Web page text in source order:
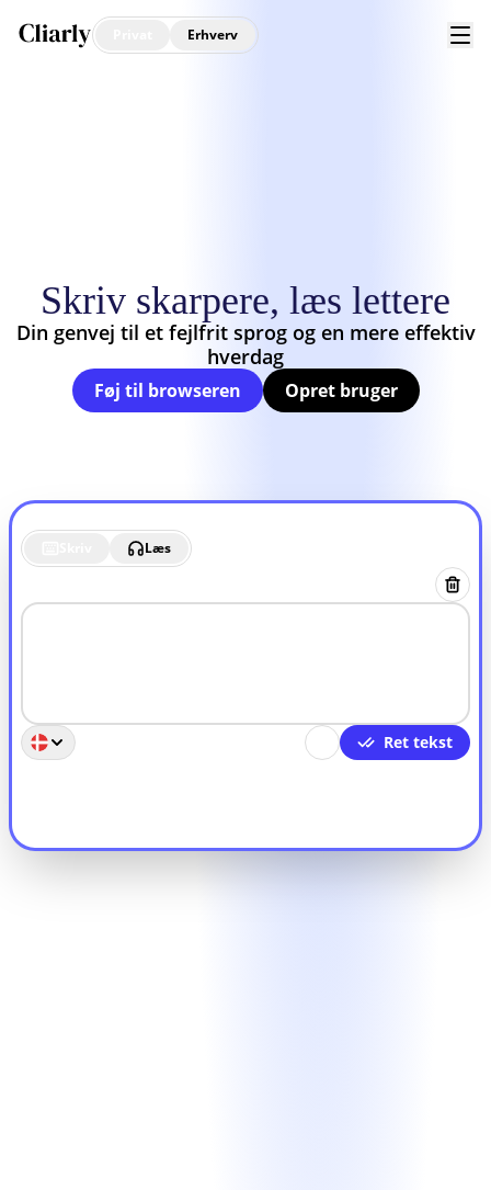
Erhverv
Skriv skarpere, læs lettere
Din genvej til et fejlfrit sprog og en mere effektiv
hverdag
Føj til browseren Opret bruger
Læs
Ret tekst